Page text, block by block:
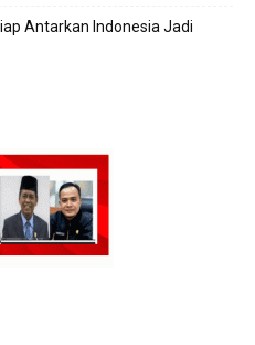
Antarkan Indonesia Jadi